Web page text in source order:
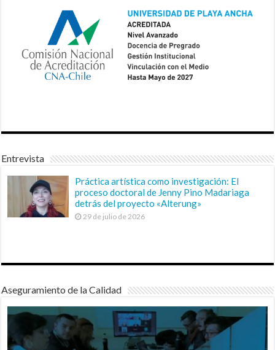
Entrevista
Práctica artística como investigación: El
proceso doctoral de Jenny Pino Madariaga
detrás del proyecto «Alterung»
29 de julio de 2026
Aseguramiento de la Calidad